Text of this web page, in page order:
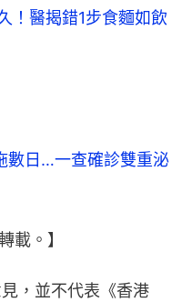
！醫揭錯1步食麵如飲
數日…一查確診雙重泌
載。】
，並不代表《香港